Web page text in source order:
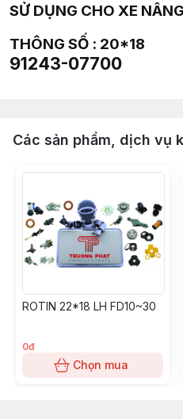
SỬ DỤNG CHO XE NÂNG
THÔNG SỐ : 20*18
91243-07700
Các sản phẩm, dịch vụ
ROTIN 22*18 LH FD10~30
0đ
Chọn mua